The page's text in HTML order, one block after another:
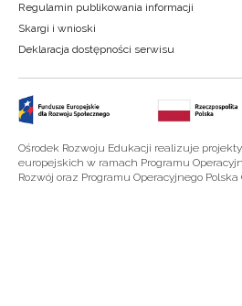
Regulamin publikowania informacji
Skargi i wnioski
Deklaracja dostępności serwisu
Ośrodek Rozwoju Edukacji realizuje
europejskich w ramach Programu
Rozwój oraz Programu Operacyjnego Polska